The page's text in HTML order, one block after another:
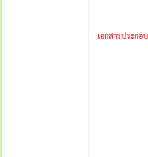
เอกสารประกอบ